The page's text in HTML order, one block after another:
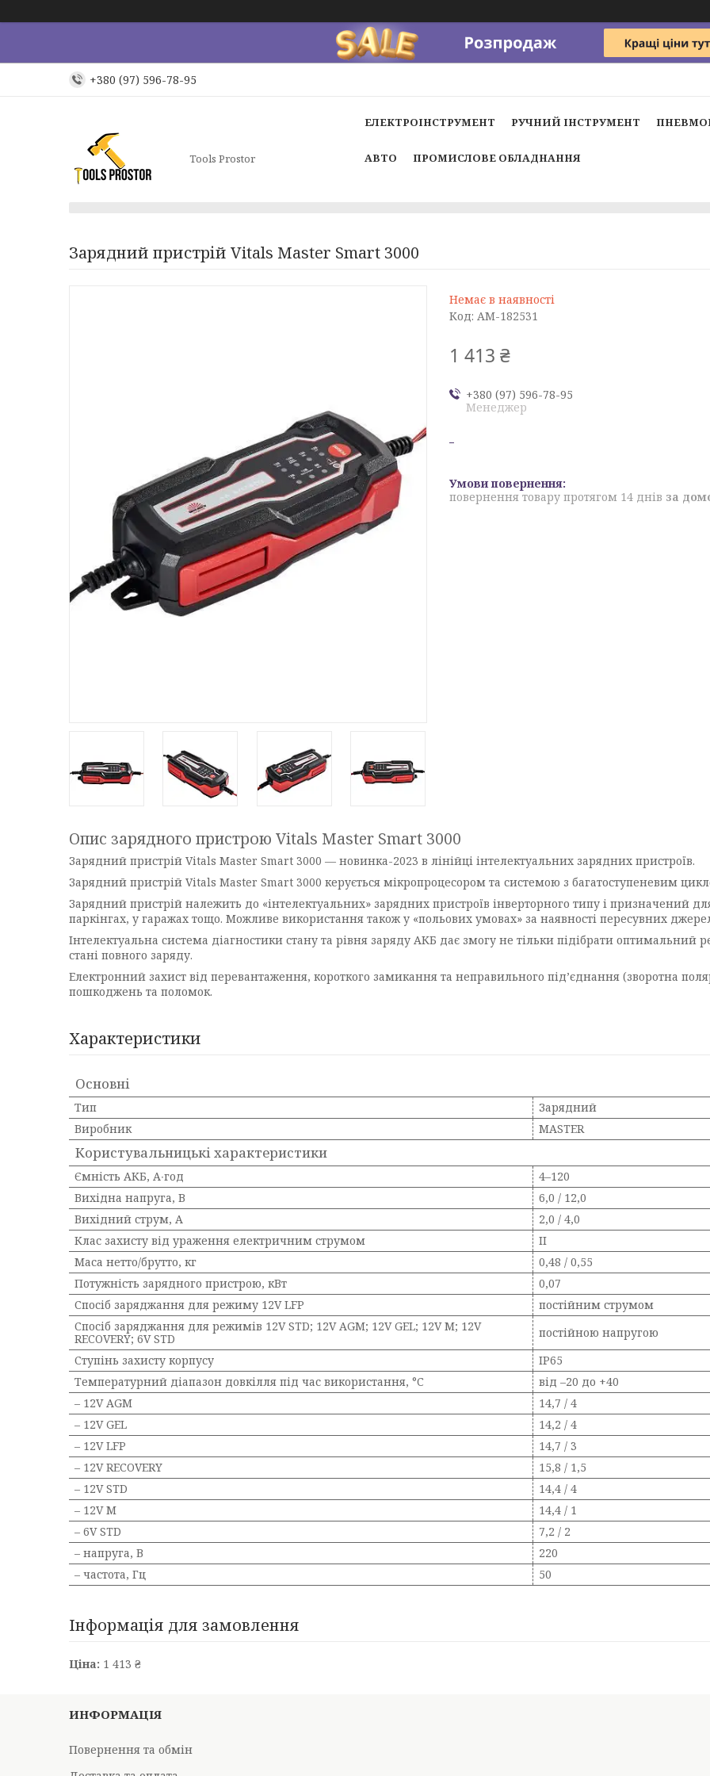
+380 (97) 596-78-95
Tools Prostor
ЕЛЕКТРОІНСТРУМЕНТ РУЧНИЙ ІНСТРУМЕНТ
АВТО ПРОМИСЛОВЕ ОБЛАДНАННЯ
Зарядний пристрій Vitals Master Smart 3000
Немає в наявності
Код: AM-182531
1 413 ₴
+380 (97) 596-78-95
Менеджер
повернення товару протягом 14 днів за
Опис зарядного пристрою Vitals Master Smart 3000
Зарядний пристрій Vitals Master Smart 3000 — новинка-2023 в лінійці інтелектуальних зарядних пристроїв.
Зарядний пристрій Vitals Master Smart 3000 керується мікропроцесором та системою з багатоступеневим
Зарядний пристрій належить до «інтелектуальних» зарядних пристроїв інверторного типу і призначений
паркінгах, у гаражах тощо. Можливе використання також у «польових умовах» за наявності пересувних
Інтелектуальна система діагностики стану та рівня заряду АКБ дає змогу не тільки підібрати
стані повного заряду.
Електронний захист від перевантаження, короткого замикання та неправильного під’єднання (зворотна
пошкоджень та поломок.
Характеристики
Основні
Тип
Зарядний
Виробник
MASTER
Користувальницькі характеристики
Ємність АКБ, А∙год
4–120
Вихідна напруга, В
6,0 / 12,0
Вихідний струм, А
2,0 / 4,0
Клас захисту від ураження електричним струмом
II
Маса нетто/брутто, кг
0,48 / 0,55
Потужність зарядного пристрою, кВт
0,07
Спосіб заряджання для режиму 12V LFP
постійним струмом
Спосіб заряджання для режимів 12V STD; 12V AGM; 12V GEL; 12V М; 12V
RECOVERY; 6V STD
постійною напругою
Ступінь захисту корпусу
IP65
Температурний діапазон довкілля під час використання, °C
від –20 до +40
– 12V AGM
14,7 / 4
– 12V GEL
14,2 / 4
– 12V LFP
14,7 / 3
– 12V RECOVERY
15,8 / 1,5
– 12V STD
14,4 / 4
– 12V М
14,4 / 1
– 6V STD
7,2 / 2
– напруга, В
220
– частота, Гц
50
Інформація для замовлення
Ціна: 1 413 ₴
ИНФОРМАЦІЯ
Повернення та обмін